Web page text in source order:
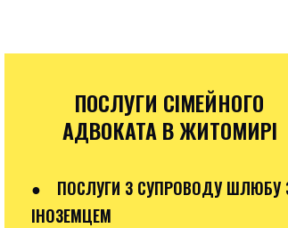
ПОСЛУГИ СІМЕЙНОГО
АДВОКАТА В ЖИТОМИРІ
●
ПОСЛУГИ З СУПРОВОДУ ШЛЮБУ
ІНОЗЕМЦЕМ